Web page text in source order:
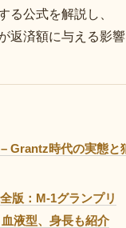
る公式を解説し、
返済額に与える影
Grantz時代の実態と
版：M-1グランプリ
液型、身長も紹介